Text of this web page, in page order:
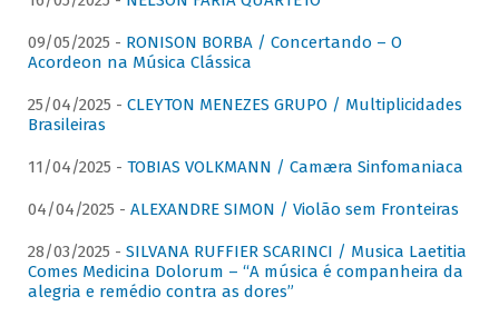
09/05/2025 - RONISON BORBA / Concertando – O
Acordeon na Música Clássica
25/04/2025 - CLEYTON MENEZES GRUPO / Multiplicidades
Brasileiras
11/04/2025 - TOBIAS VOLKMANN / Camæra Sinfomaniaca
04/04/2025 - ALEXANDRE SIMON / Violão sem Fronteiras
28/03/2025 - SILVANA RUFFIER SCARINCI / Musica Laetitia
Comes Medicina Dolorum – “A música é companheira da
alegria e remédio contra as dores”